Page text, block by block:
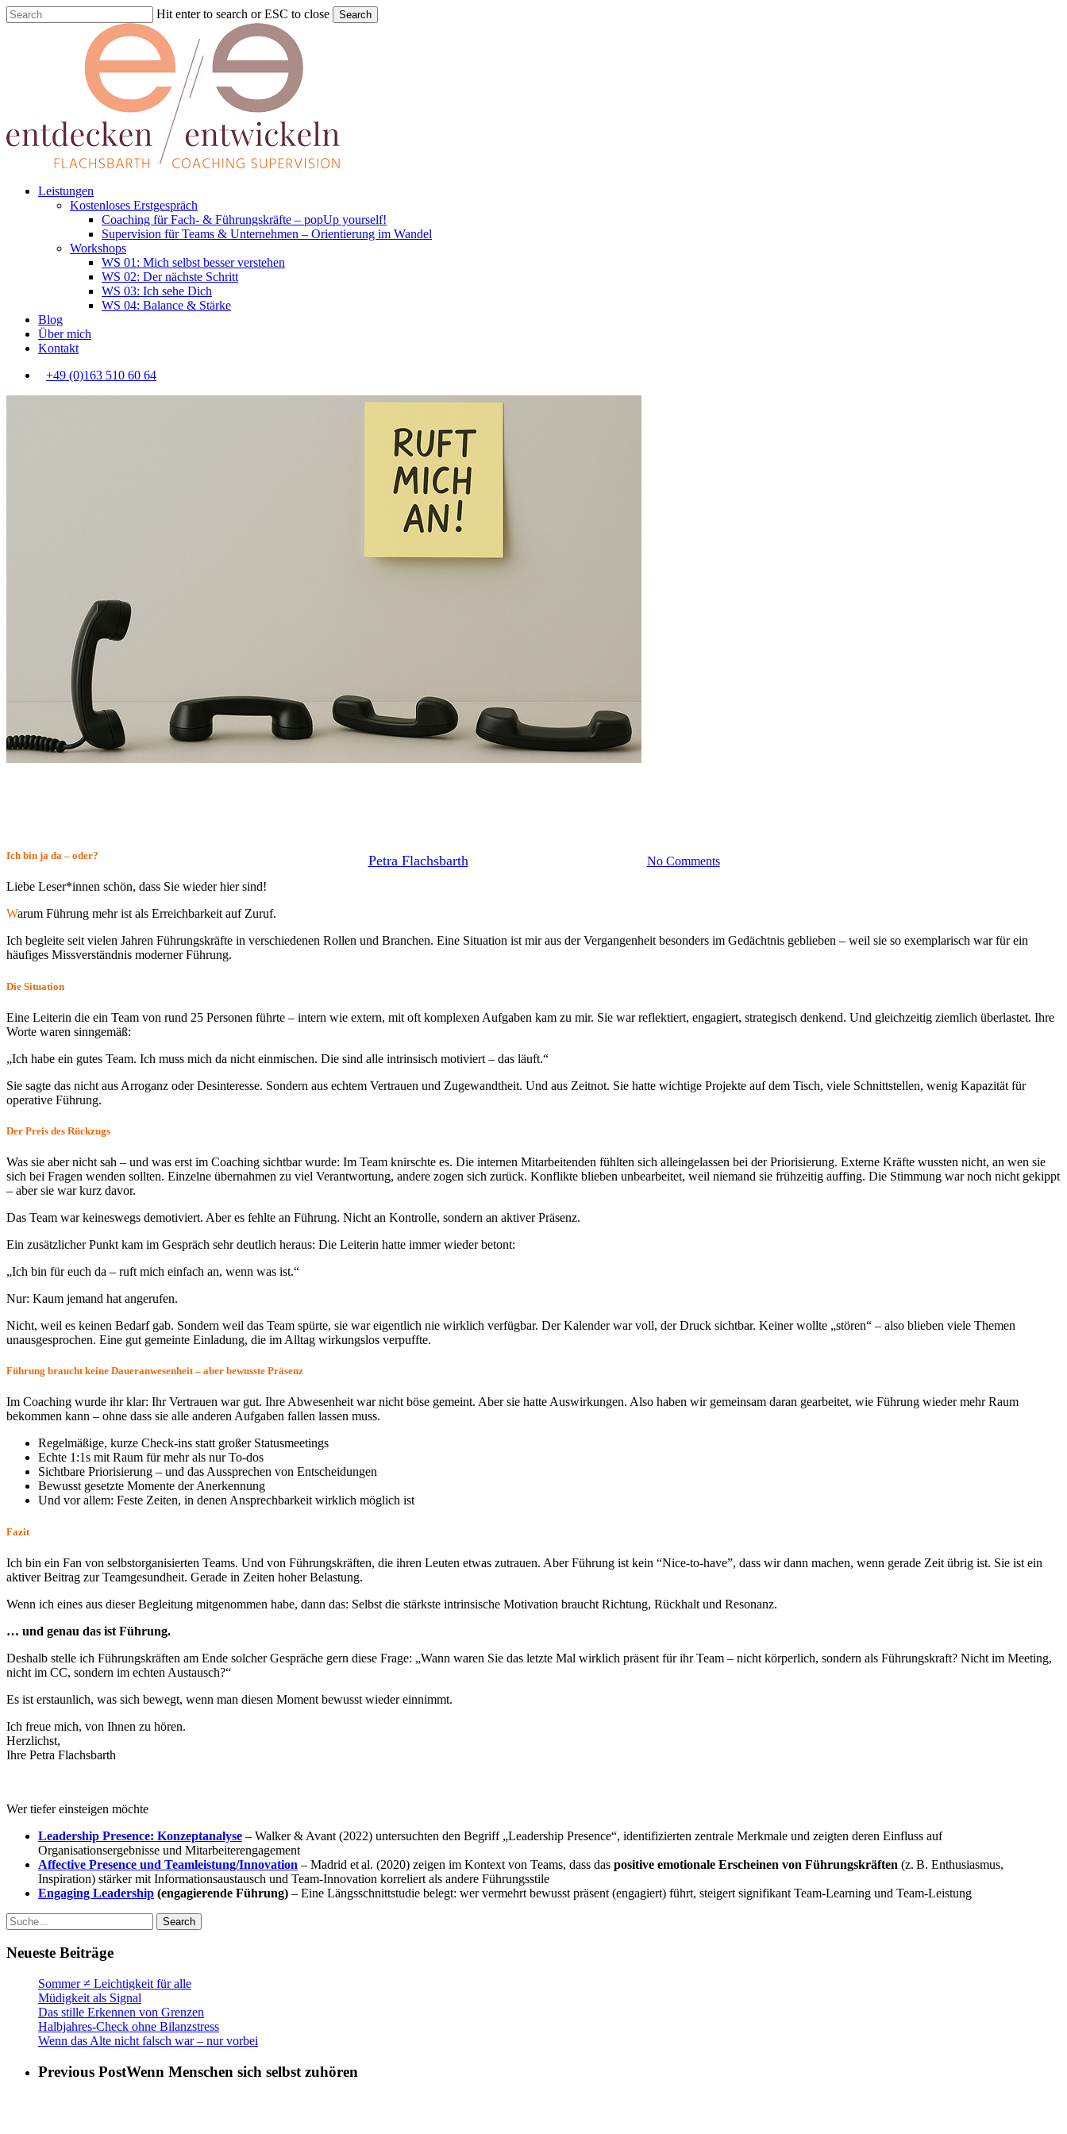
Skip
to
Hit enter to search or ESC to close Search
Menu
Leistungen
Kostenloses Erstgespräch
Coaching für Fach- & Führungskräfte – popUp yourself!
Supervision für Teams & Unternehmen – Orientierung im Wandel
Workshops
WS 01: Mich selbst besser verstehen
WS 02: Der nächste Schritt
WS 03: Ich sehe Dich
WS 04: Balance & Stärke
Blog
Über mich
Kontakt
+49 (0)163 510 60 64
Petra Flachsbarth No Comments
Ich bin ja da – oder?
Liebe Leser*innen schön, dass Sie wieder hier sind!
Warum Führung mehr ist als Erreichbarkeit auf Zuruf.
Ich begleite seit vielen Jahren Führungskräfte in verschiedenen Rollen und Branchen. Eine Situation ist mir aus der Vergangenheit besonders im Gedächtnis geblieben – weil sie so exemplarisch war für ein
häufiges Missverständnis moderner Führung.
Die Situation
Eine Leiterin die ein Team von rund 25 Personen führte – intern wie extern, mit oft komplexen Aufgaben kam zu mir. Sie war reflektiert, engagiert, strategisch denkend. Und gleichzeitig ziemlich überlastet. Ihre
Worte waren sinngemäß:
„Ich habe ein gutes Team. Ich muss mich da nicht einmischen. Die sind alle intrinsisch motiviert – das läuft.“
Sie sagte das nicht aus Arroganz oder Desinteresse. Sondern aus echtem Vertrauen und Zugewandtheit. Und aus Zeitnot. Sie hatte wichtige Projekte auf dem Tisch, viele Schnittstellen, wenig Kapazität für
operative Führung.
Der Preis des Rückzugs
Was sie aber nicht sah – und was erst im Coaching sichtbar wurde: Im Team knirschte es. Die internen Mitarbeitenden fühlten sich alleingelassen bei der Priorisierung. Externe Kräfte wussten nicht, an wen sie
sich bei Fragen wenden sollten. Einzelne übernahmen zu viel Verantwortung, andere zogen sich zurück. Konflikte blieben unbearbeitet, weil niemand sie frühzeitig auffing. Die Stimmung war noch nicht gekippt
– aber sie war kurz davor.
Das Team war keineswegs demotiviert. Aber es fehlte an Führung. Nicht an Kontrolle, sondern an aktiver Präsenz.
Ein zusätzlicher Punkt kam im Gespräch sehr deutlich heraus: Die Leiterin hatte immer wieder betont:
„Ich bin für euch da – ruft mich einfach an, wenn was ist.“
Nur: Kaum jemand hat angerufen.
Nicht, weil es keinen Bedarf gab. Sondern weil das Team spürte, sie war eigentlich nie wirklich verfügbar. Der Kalender war voll, der Druck sichtbar. Keiner wollte „stören“ – also blieben viele Themen
unausgesprochen. Eine gut gemeinte Einladung, die im Alltag wirkungslos verpuffte.
Führung braucht keine Daueranwesenheit – aber bewusste Präsenz
Im Coaching wurde ihr klar: Ihr Vertrauen war gut. Ihre Abwesenheit war nicht böse gemeint. Aber sie hatte Auswirkungen. Also haben wir gemeinsam daran gearbeitet, wie Führung wieder mehr Raum
bekommen kann – ohne dass sie alle anderen Aufgaben fallen lassen muss.
Regelmäßige, kurze Check-ins statt großer Statusmeetings
Echte 1:1s mit Raum für mehr als nur To-dos
Sichtbare Priorisierung – und das Aussprechen von Entscheidungen
Bewusst gesetzte Momente der Anerkennung
Und vor allem: Feste Zeiten, in denen Ansprechbarkeit wirklich möglich ist
Fazit
Ich bin ein Fan von selbstorganisierten Teams. Und von Führungskräften, die ihren Leuten etwas zutrauen. Aber Führung ist kein “Nice-to-have”, dass wir dann machen, wenn gerade Zeit übrig ist. Sie ist ein
aktiver Beitrag zur Teamgesundheit. Gerade in Zeiten hoher Belastung.
Wenn ich eines aus dieser Begleitung mitgenommen habe, dann das: Selbst die stärkste intrinsische Motivation braucht Richtung, Rückhalt und Resonanz.
… und genau das ist Führung.
Deshalb stelle ich Führungskräften am Ende solcher Gespräche gern diese Frage: „Wann waren Sie das letzte Mal wirklich präsent für ihr Team – nicht körperlich, sondern als Führungskraft? Nicht im Meeting,
nicht im CC, sondern im echten Austausch?“
Es ist erstaunlich, was sich bewegt, wenn man diesen Moment bewusst wieder einnimmt.
Ich freue mich, von Ihnen zu hören.
Herzlichst,
Ihre Petra Flachsbarth
Wer tiefer einsteigen möchte
Leadership Presence: Konzeptanalyse – Walker & Avant (2022) untersuchten den Begriff „Leadership Presence“, identifizierten zentrale Merkmale und zeigten deren Einfluss auf
Organisationsergebnisse und Mitarbeiterengagement
Affective Presence und Teamleistung/In­novation – Madrid et al. (2020) zeigen im Kontext von Teams, dass das positive emotionale Erscheinen von Führungskräften (z. B. Enthusiasmus,
Inspiration) stärker mit Informationsaustausch und Team-Innovation korreliert als andere Führungsstile
Engaging Leadership (engagierende Führung) – Eine Längsschnittstudie belegt: wer vermehrt bewusst präsent (engagiert) führt, steigert signifikant Team-Learning und Team‑Leistung
Search
Neueste Beiträge
Sommer ≠ Leichtigkeit für alle
Müdigkeit als Signal
Das stille Erkennen von Grenzen
Halbjahres-Check ohne Bilanzstress
Wenn das Alte nicht falsch war – nur vorbei
Previous PostWenn Menschen sich selbst zuhören